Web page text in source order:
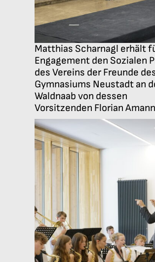
Matthias Scharnagl erhält
Engagement den Sozialen
des Vereins der Freunde
Gymnasiums Neustadt an
Waldnaab von dessen
Vorsitzenden Florian Amann